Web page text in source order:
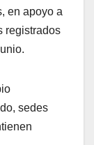
en apoyo a
registrados
sedes